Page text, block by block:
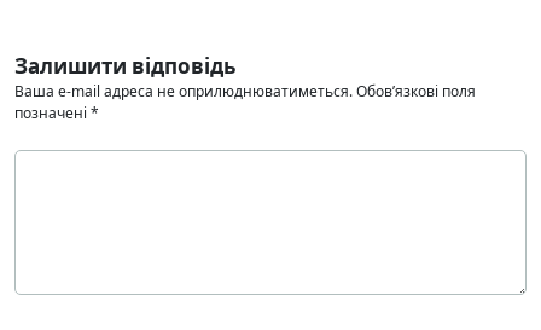
Залишити відповідь
Ваша e-mail адреса не оприлюднюватиметься.Обов’язкові поля
позначені *